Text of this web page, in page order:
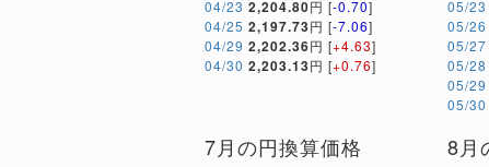
04/23 2,204.80円 [-0.70]
04/25 2,197.73円 [-7.06]
04/29 2,202.36円 [+4.63]
04/30 2,203.13円 [+0.76]
05/23
05/26
05/27
05/28
05/29
05/30
7月の円換算価格 8月